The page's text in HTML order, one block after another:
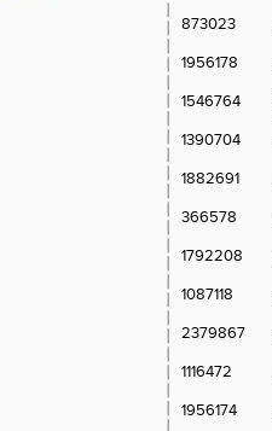
873023
1956178
1546764
1390704
1882691
366578
1792208
1087118
2379867
1116472
1956174